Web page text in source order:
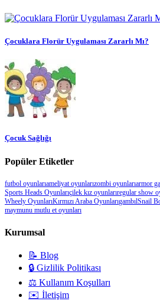
Çocuklara Florür Uygulaması Zararlı Mı?
Çocuk Sağlığı
Popüler Etiketler
futbol oyunlarıameliyat oyunlarızombi oyunlarıarmor
Sports Heads Oyunlarıçilek kız oyunlarıregular show
Wheely OyunlarıKırmızı Araba OyunlarıgambılSnail
maymunu mutlu et oyunları
Kurumsal
📝 Blog
🔒 Gizlilik Politikası
⚖️ Kullanım Koşulları
✉️ İletişim